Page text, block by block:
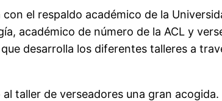
con el respaldo académico de la
académico de número de la ACL y
desarrolla los diferentes talleres a
taller de verseadores una gran